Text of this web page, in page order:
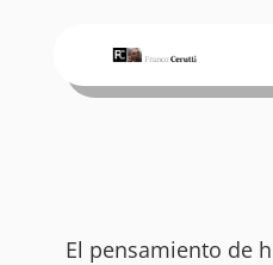
El pensamiento de